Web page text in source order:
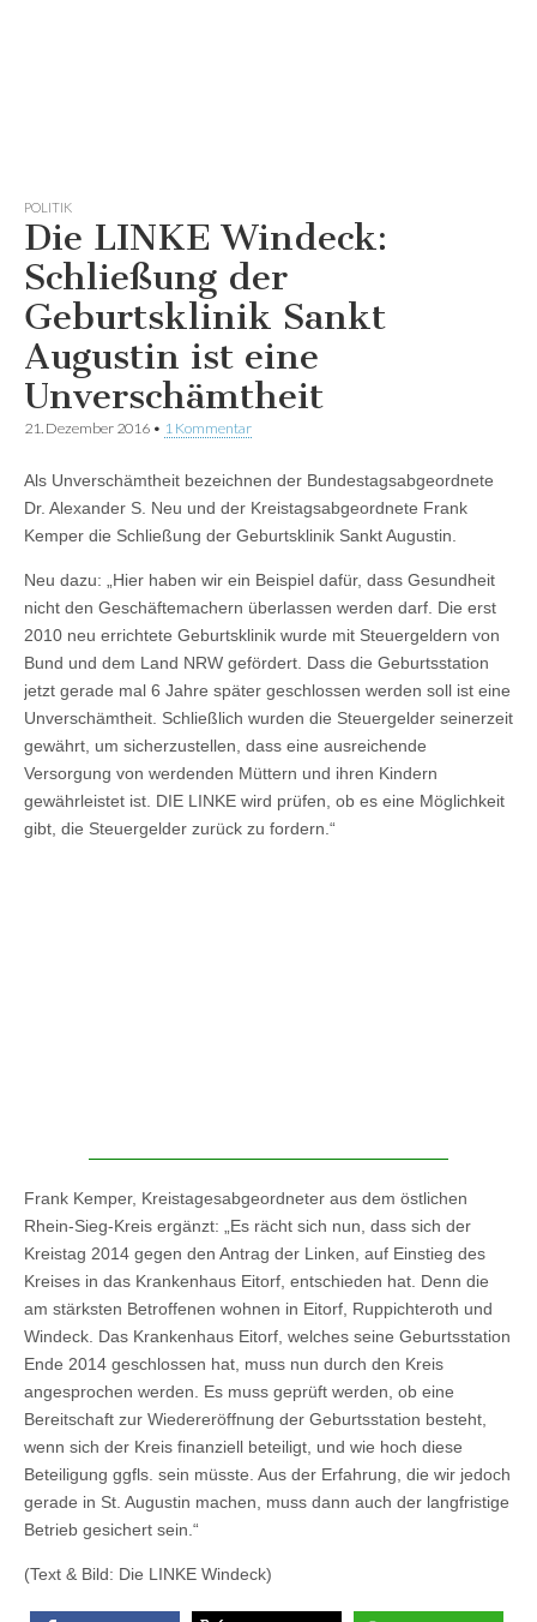
POLITIK
Die LINKE Windeck:
Schließung der
Geburtsklinik Sankt
Augustin ist eine
Unverschämtheit
21. Dezember 2016 • 1 Kommentar
Als Unverschämtheit bezeichnen der Bundestagsabgeordnete
Dr. Alexander S. Neu und der Kreistagsabgeordnete Frank
Kemper die Schließung der Geburtsklinik Sankt Augustin.
Neu dazu: „Hier haben wir ein Beispiel dafür, dass Gesundheit
nicht den Geschäftemachern überlassen werden darf. Die erst
2010 neu errichtete Geburtsklinik wurde mit Steuergeldern von
Bund und dem Land NRW gefördert. Dass die Geburtsstation
jetzt gerade mal 6 Jahre später geschlossen werden soll ist eine
Unverschämtheit. Schließlich wurden die Steuergelder seinerzeit
gewährt, um sicherzustellen, dass eine ausreichende
Versorgung von werdenden Müttern und ihren Kindern
gewährleistet ist. DIE LINKE wird prüfen, ob es eine Möglichkeit
gibt, die Steuergelder zurück zu fordern.“
Frank Kemper, Kreistagesabgeordneter aus dem östlichen
Rhein-Sieg-Kreis ergänzt: „Es rächt sich nun, dass sich der
Kreistag 2014 gegen den Antrag der Linken, auf Einstieg des
Kreises in das Krankenhaus Eitorf, entschieden hat. Denn die
am stärksten Betroffenen wohnen in Eitorf, Ruppichteroth und
Windeck. Das Krankenhaus Eitorf, welches seine Geburtsstation
Ende 2014 geschlossen hat, muss nun durch den Kreis
angesprochen werden. Es muss geprüft werden, ob eine
Bereitschaft zur Wiedereröffnung der Geburtsstation besteht,
wenn sich der Kreis finanziell beteiligt, und wie hoch diese
Beteiligung ggfls. sein müsste. Aus der Erfahrung, die wir jedoch
gerade in St. Augustin machen, muss dann auch der langfristige
Betrieb gesichert sein.“
(Text & Bild: Die LINKE Windeck)